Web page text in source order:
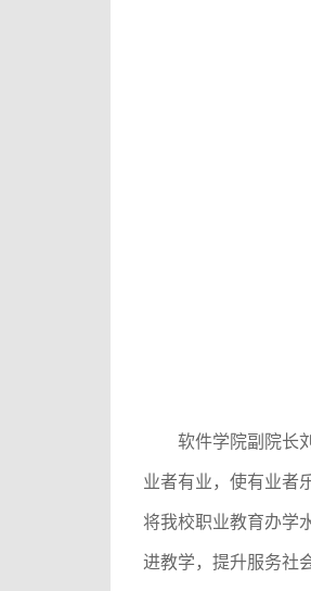
软件学院副院长
业者有业，使有业者
将我校职业教育办学
进教学，提升服务社